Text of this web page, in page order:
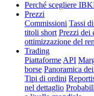
Perché scegliere
Prezzi
Commissioni Tassi
titoli short Prezzi dei
ottimizzazione del
Trading
Piattaforme API
borse Panoramica
Tipi di ordini
nel dettaglio